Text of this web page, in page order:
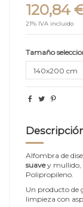
120,84
21% IVA incluido
Tamaño
Alfombra de
suavey mullido,
Polipropileno.
Un producto de
limpieza con